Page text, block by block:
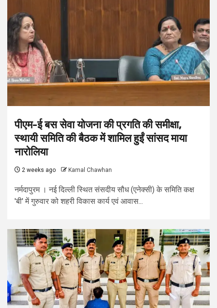
पीएम-ई बस सेवा योजना की प्रगति की समीक्षा,
स्थायी समिति की बैठक में शामिल हुईं सांसद माया
नारोलिया
2 weeks ago Kamal Chawhan
नर्मदापुरम । नई दिल्ली स्थित संसदीय सौध (एनेक्सी) के समिति कक्ष
'बी' में गुरुवार को शहरी विकास कार्य एवं आवास...